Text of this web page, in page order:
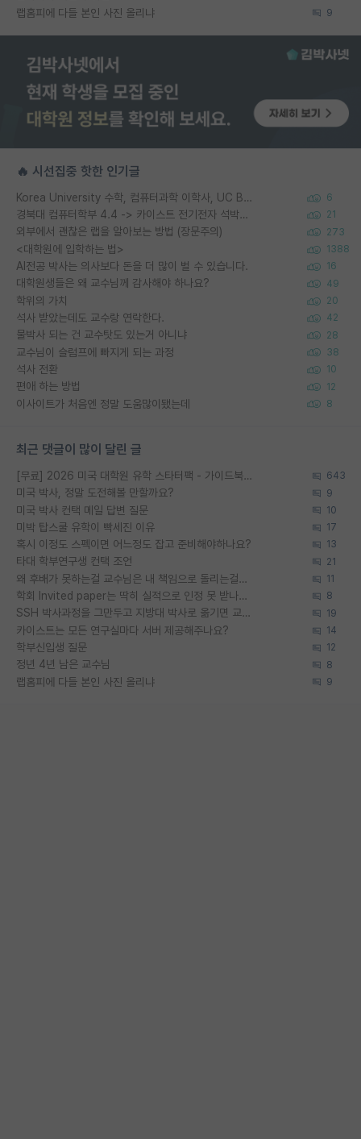
랩홈피에 다들 본인 사진 올리냐 9
🔥 시선집중 핫한 인기글
Korea University 수학, 컴퓨터과학 이학사, UC Berkeley 산업공학 대학원 공학박사가 되는 것은 쉽지 않겠죠? 6
경북대 컴퓨터학부 4.4 -> 카이스트 전기전자 석박사통합과정 합격 21
외부에서 괜찮은 랩을 알아보는 방법 (장문주의) 273
<대학원에 입학하는 법> 1388
AI전공 박사는 의사보다 돈을 더 많이 벌 수 있습니다. 16
대학원생들은 왜 교수님께 감사해야 하나요? 49
학위의 가치 20
석사 받았는데도 교수랑 연락한다. 42
물박사 되는 건 교수탓도 있는거 아니냐 28
교수님이 슬럼프에 빠지게 되는 과정 38
석사 전환 10
편애 하는 방법 12
이사이트가 처음엔 정말 도움많이됐는데 8
최근 댓글이 많이 달린 글
[무료] 2026 미국 대학원 유학 스타터팩 - 가이드북 & 합격자 컨택메일 템플릿 643
미국 박사, 정말 도전해볼 만할까요? 9
미국 박사 컨택 메일 답변 질문 10
미박 탑스쿨 유학이 빡세진 이유 17
혹시 이정도 스펙이면 어느정도 잡고 준비해야하나요? 13
타대 학부연구생 컨택 조언 21
왜 후배가 못하는걸 교수님은 내 책임으로 돌리는걸까요? 11
학회 Invited paper는 딱히 실적으로 인정 못 받나요? 8
SSH 박사과정을 그만두고 지방대 박사로 옮기면 교수의 꿈은 끝일까요? 19
카이스트는 모든 연구실마다 서버 제공해주나요? 14
학부신입생 질문 12
정년 4년 남은 교수님 8
랩홈피에 다들 본인 사진 올리냐 9